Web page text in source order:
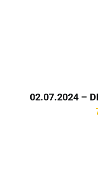
02.07.2024 –